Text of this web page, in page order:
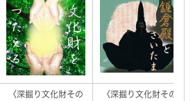
〈深掘り文化財その 〈深掘り文化財その